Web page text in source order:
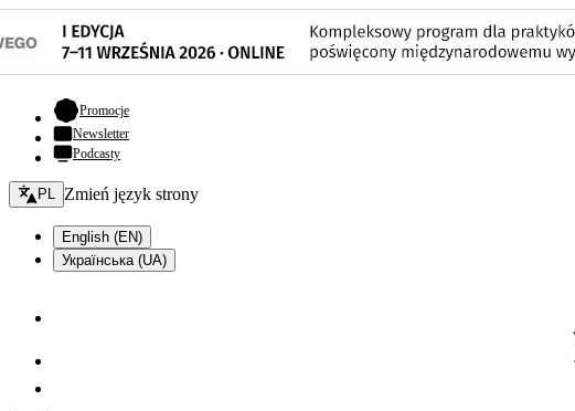
Promocje- otwiera się w nowej karcie
Newsletter
Podcasty
Zmień język - bieżący:
PL Zmień język strony
English (EN)
Українська (UA)